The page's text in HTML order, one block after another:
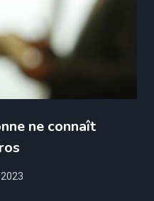
ne connaît